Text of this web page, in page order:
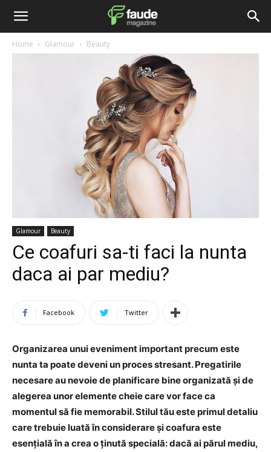
Home Glamour Beauty
Glamour Beauty
Ce coafuri sa-ti faci la nunta
daca ai par mediu?
Facebook Twitter
Organizarea unui eveniment important precum este
nunta ta poate deveni un proces stresant. Pregatirile
necesare au nevoie de planificare bine organizată și de
alegerea unor elemente cheie care vor face ca
momentul să fie memorabil. Stilul tău este primul detaliu
care trebuie luată în considerare și coafura este
esențială în a crea o ținută specială: dacă ai părul mediu,